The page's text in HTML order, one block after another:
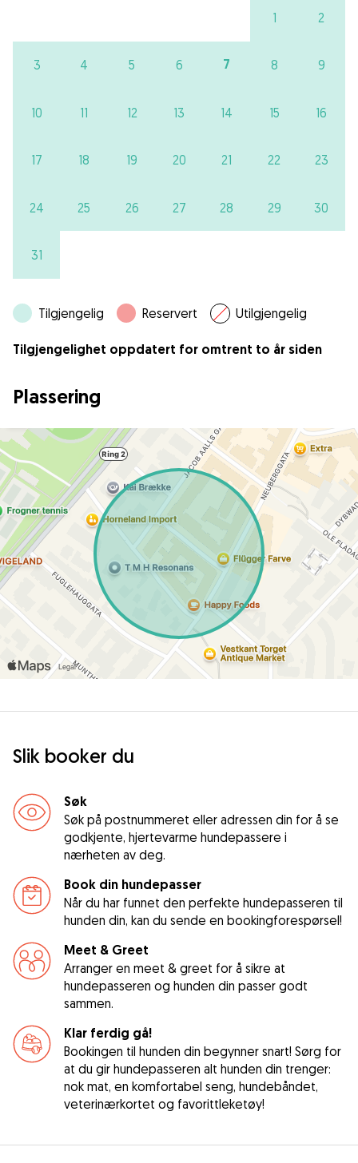
1 2
3 4 5 6 7 8 9
10 11 12 13 14 15 16
17 18 19 20 21 22 23
24 25 26 27 28 29 30
31
Tilgjengelig Reservert Utilgjengelig
Tilgjengelighet oppdatert for omtrent to år siden
Plassering
Slik booker du
Søk
Søk på postnummeret eller adressen din for å se
godkjente, hjertevarme hundepassere i
nærheten av deg.
Book din hundepasser
Når du har funnet den perfekte hundepasseren til
hunden din, kan du sende en bookingforespørsel!
Meet & Greet
Arranger en meet & greet for å sikre at
hundepasseren og hunden din passer godt
sammen.
Klar ferdig gå!
Bookingen til hunden din begynner snart! Sørg for
at du gir hundepasseren alt hunden din trenger:
nok mat, en komfortabel seng, hundebåndet,
veterinærkortet og favorittleketøy!